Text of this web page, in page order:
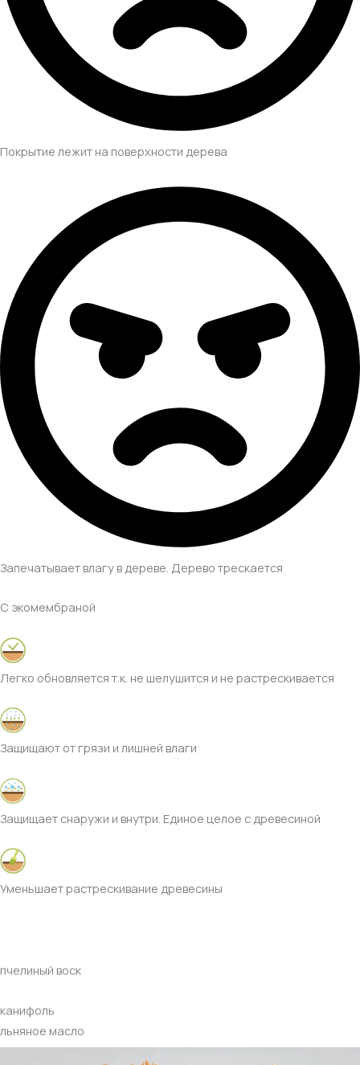
Покрытие лежит на поверхности дерева
Запечатывает влагу в дереве. Дерево трескается
С экомембраной
Легко обновляется т.к. не шелушится и не растрескивается
Защищают от грязи и лишней влаги
Защищает снаружи и внутри. Единое целое с древесиной
Уменьшает растрескивание древесины
пчелиный воск
канифоль
льняное масло